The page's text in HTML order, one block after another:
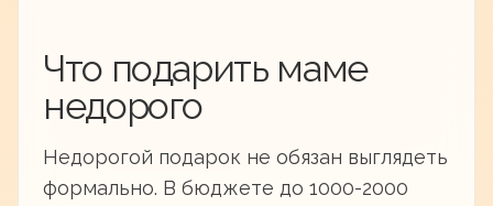
Что подарить маме
недорого
Недорогой подарок не обязан выглядеть
формально. В бюджете до 1000-2000